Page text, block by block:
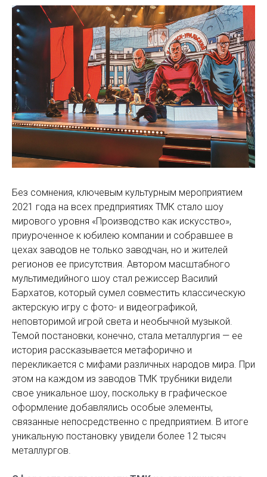
Без сомнения, ключевым культурным мероприятием
2021 года на всех предприятиях ТМК стало шоу
мирового уровня «Производство как искусство»,
приуроченное к юбилею компании и собравшее в
цехах заводов не только заводчан, но и жителей
регионов ее присутствия. Автором масштабного
мультимедийного шоу стал режиссер Василий
Бархатов, который сумел совместить классическую
актерскую игру с фото- и видеографикой,
неповторимой игрой света и необычной музыкой.
Темой постановки, конечно, стала металлургия — ее
история рассказывается метафорично и
перекликается с мифами различных народов мира. При
этом на каждом из заводов ТМК трубники видели
свое уникальное шоу, поскольку в графическое
оформление добавлялись особые элементы,
связанные непосредственно с предприятием. В итоге
уникальную постановку увидели более 12 тысяч
металлургов.